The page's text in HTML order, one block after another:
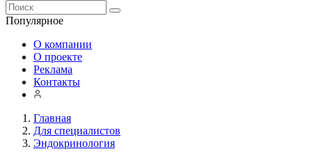
Популярное
О компании
О проекте
Реклама
Контакты
Главная
Для специалистов
Эндокринология